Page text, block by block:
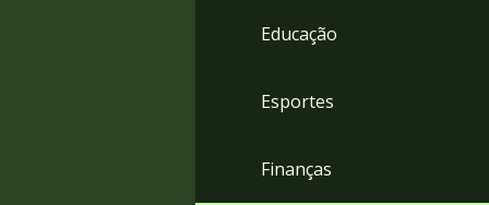
Educação
Esportes
Finanças